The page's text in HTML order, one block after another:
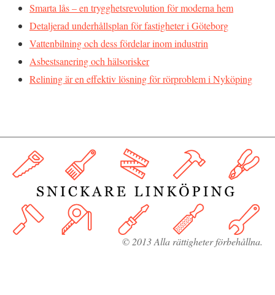
Smarta lås – en trygghetsrevolution för moderna hem
Detaljerad underhållsplan för fastigheter i Göteborg
Vattenbilning och dess fördelar inom industrin
Asbestsanering och hälsorisker
Relining är en effektiv lösning för rörproblem i Nyköping
© 2013 Alla rättigheter förbehållna.